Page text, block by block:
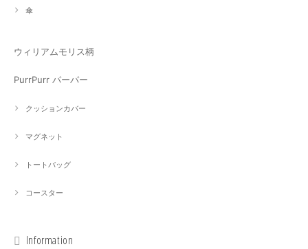
傘
ウィリアムモリス柄
PurrPurr パーパー
クッションカバー
マグネット
トートバッグ
コースター
Information